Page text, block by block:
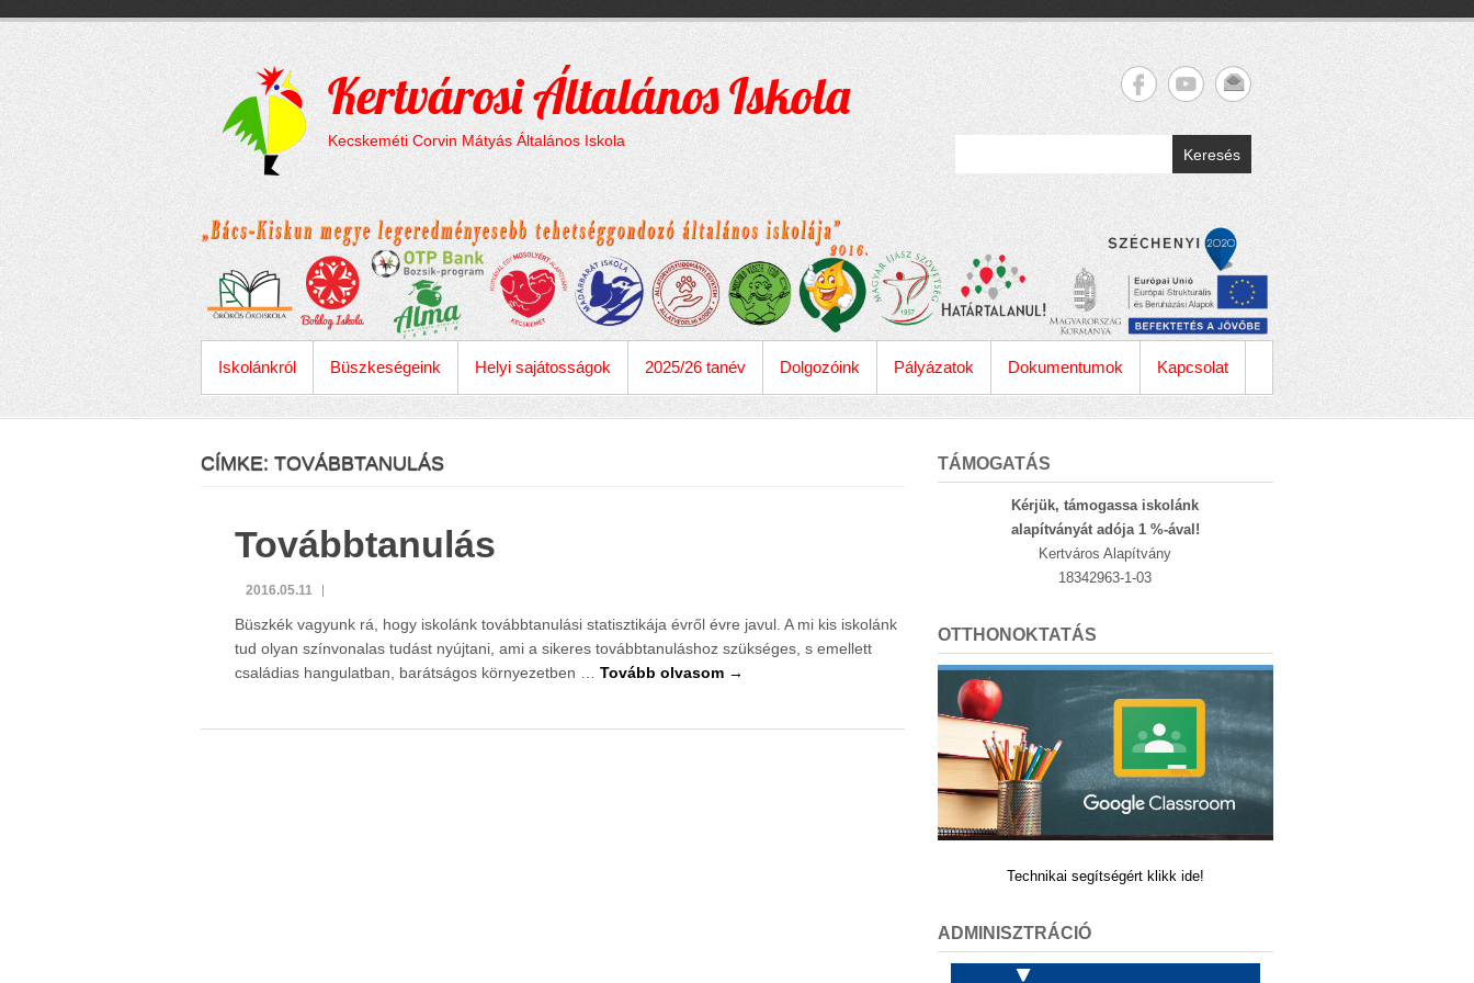
content
Kertvárosi Általános Iskola
Kecskeméti Corvin Mátyás Általános Iskola
Keresés
ELSŐDLEGES MENÜ
Iskolánkról Büszkeségeink Helyi sajátosságok 2025/26 tanév Dolgozóink Pályázatok Dokumentumok Kapcsolat
CÍMKE: TOVÁBBTANULÁS
Továbbtanulás
2016.05.11
Büszkék vagyunk rá, hogy iskolánk továbbtanulási statisztikája évről évre javul. A mi kis iskolánk
tud olyan színvonalas tudást nyújtani, ami a sikeres továbbtanuláshoz szükséges, s emellett
családias hangulatban, barátságos környezetben … Tovább olvasom →
TÁMOGATÁS
Kérjük, támogassa iskolánk
alapítványát adója 1 %-ával!
Kertváros Alapítvány
18342963-1-03
OTTHONOKTATÁS
Technikai segítségért klikk ide!
ADMINISZTRÁCIÓ